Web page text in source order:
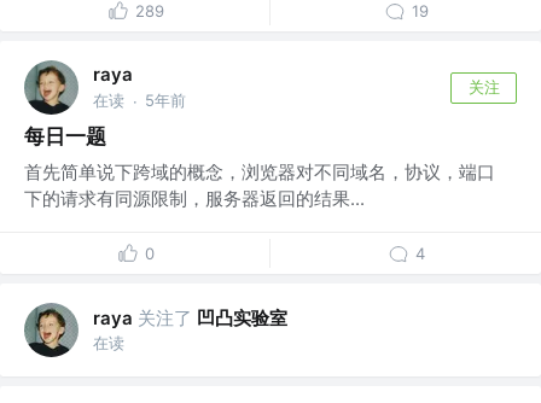
289 19
raya
在读 · 5年前
关注
每日一题
首先简单说下跨域的概念，浏览器对不同域名，协议，端口
下的请求有同源限制，服务器返回的结果...
0 4
raya 关注了 凹凸实验室
在读